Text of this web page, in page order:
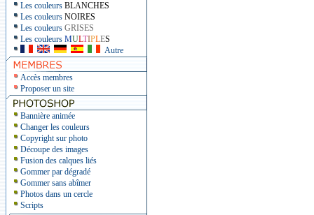
Les couleurs BLANCHES
Les couleurs NOIRES
Les couleurs GRISES
Les couleurs MULTIPLES
Autre
Accès membres
Proposer un site
Bannière animée
Changer les couleurs
Copyright sur photo
Découpe des images
Fusion des calques liés
Gommer par dégradé
Gommer sans abîmer
Photos dans un cercle
Scripts